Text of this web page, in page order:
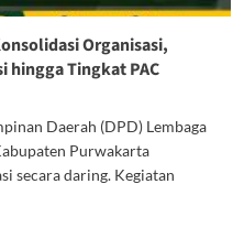
Organisasi,
hingga Tingkat PAC
Daerah (DPD) Lembaga
Purwakarta
secara daring. Kegiatan